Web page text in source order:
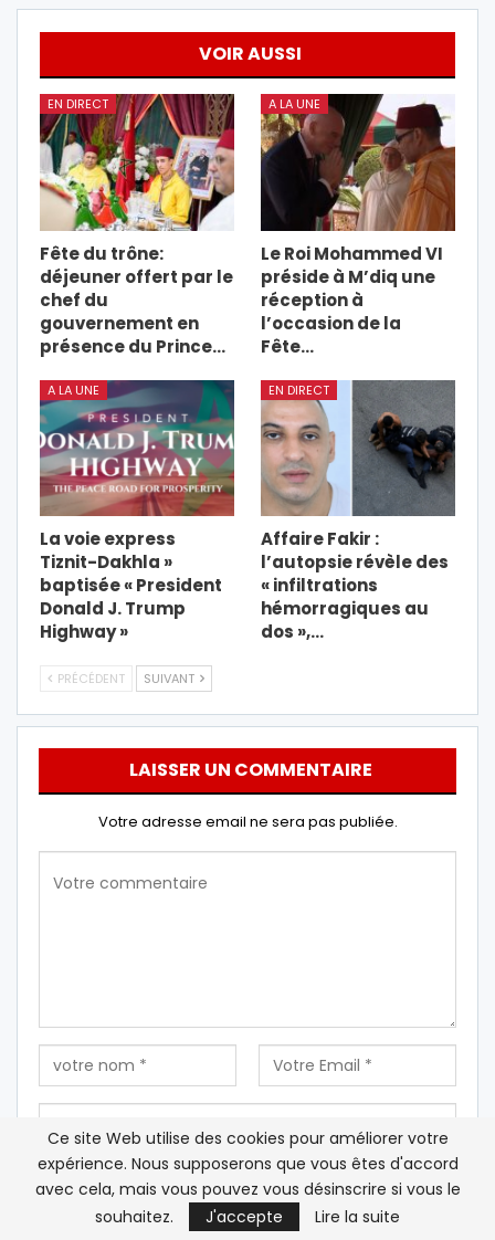
VOIR AUSSI
EN DIRECT
Fête du trône:
déjeuner offert par le
chef du
gouvernement en
présence du Prince…
A LA UNE
Le Roi Mohammed VI
préside à M’diq une
réception à
l’occasion de la
Fête…
A LA UNE
La voie express
Tiznit-Dakhla »
baptisée « President
Donald J. Trump
Highway »
EN DIRECT
Affaire Fakir :
l’autopsie révèle des
« infiltrations
hémorragiques au
dos »,…
PRÉCÉDENT SUIVANT
LAISSER UN COMMENTAIRE
Votre adresse email ne sera pas publiée.
Enregistrez mon nom, mon e-mail et mon site Web
dans ce navigateur pour la prochaine fois que je
Ce site Web utilise des cookies pour améliorer votre
expérience. Nous supposerons que vous êtes d'accord
avec cela, mais vous pouvez vous désinscrire si vous le
souhaitez.
J'accepte Lire la suite